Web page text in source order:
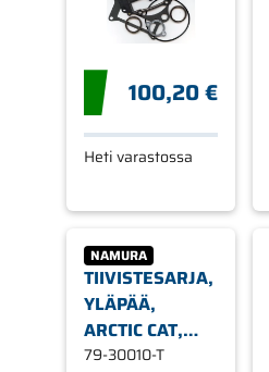
100,20 €
Heti varastossa
NAMURA
TIIVISTESARJA,
YLÄPÄÄ,
ARCTIC CAT,
SUZUKI
79-30010-T